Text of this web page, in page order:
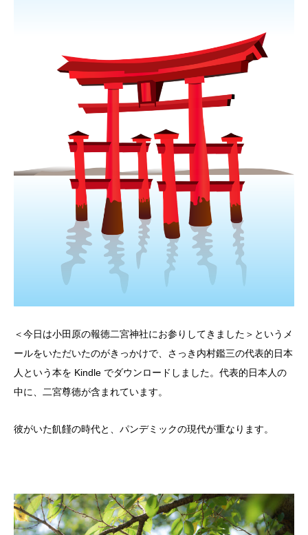
＜今日は小田原の報徳二宮神社にお参りしてきました＞というメ
ールをいただいたのがきっかけで、さっき内村鑑三の代表的日本
人という本を Kindle でダウンロードしました。代表的日本人の
中に、二宮尊徳が含まれています。
彼がいた飢饉の時代と、パンデミックの現代が重なります。